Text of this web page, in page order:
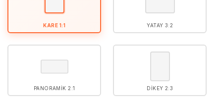
KARE 1:1 YATAY 3:2
PANORAMIK 2:1 DIKEY 2:3